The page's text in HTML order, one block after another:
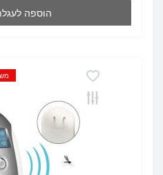
הוספה